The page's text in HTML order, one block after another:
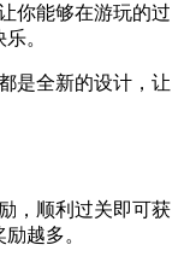
你能够在游玩的过
。
是全新的设计，让
，顺利过关即可获
越多。